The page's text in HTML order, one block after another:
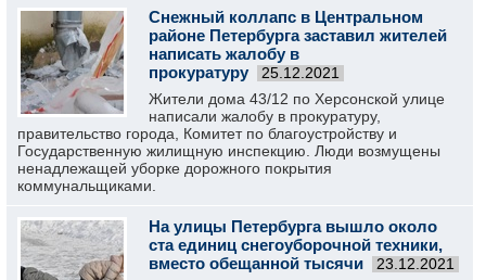
Снежный коллапс в Центральном
районе Петербурга заставил жителей
написать жалобу в
прокуратуру
25.12.2021
Жители дома 43/12 по Херсонской улице
написали жалобу в прокуратуру,
правительство города, Комитет по благоустройству и
Государственную жилищную инспекцию. Люди возмущены
ненадлежащей уборке дорожного покрытия
коммунальщиками.
На улицы Петербурга вышло около
ста единиц снегоуборочной техники,
вместо обещанной тысячи
23.12.2021